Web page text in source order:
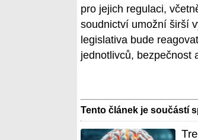
pro jejich regulaci,
soudnictví umožní širší
legislativa bude
jednotlivců, bezpečnost
Tento článek je součástí